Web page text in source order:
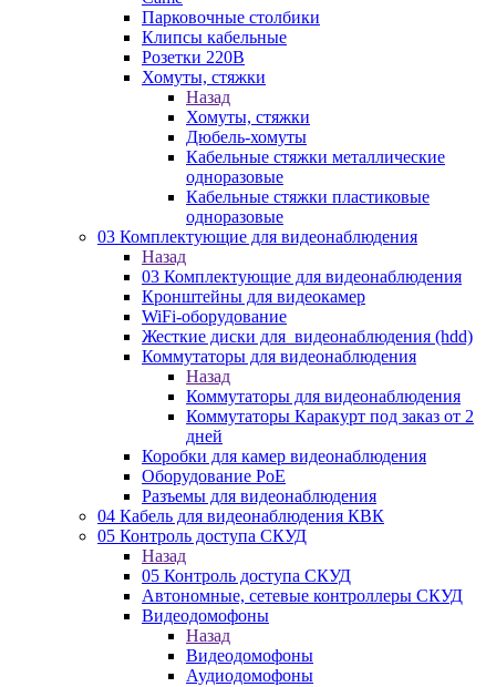
Парковочные столбики
Клипсы кабельные
Розетки 220В
Хомуты, стяжки
Назад
Хомуты, стяжки
Дюбель-хомуты
Кабельные стяжки металлические
одноразовые
Кабельные стяжки пластиковые
одноразовые
03 Комплектующие для видеонаблюдения
Назад
03 Комплектующие для видеонаблюдения
Кронштейны для видеокамер
WiFi-оборудование
Жесткие диски для_видеонаблюдения (hdd)
Коммутаторы для видеонаблюдения
Назад
Коммутаторы для видеонаблюдения
Коммутаторы Каракурт под заказ от 2
дней
Коробки для камер видеонаблюдения
Оборудование PoE
Разъемы для видеонаблюдения
04 Кабель для видеонаблюдения КВК
05 Контроль доступа СКУД
Назад
05 Контроль доступа СКУД
Автономные, сетевые контроллеры СКУД
Видеодомофоны
Назад
Видеодомофоны
Аудиодомофоны